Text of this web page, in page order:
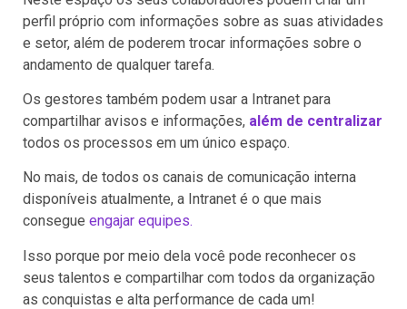
perfil próprio com informações sobre as suas atividades
e setor, além de poderem trocar informações sobre o
andamento de qualquer tarefa.
Os gestores também podem usar a Intranet para
compartilhar avisos e informações, além de centralizar
todos os processos em um único espaço.
No mais, de todos os canais de comunicação interna
disponíveis atualmente, a Intranet é o que mais
consegue engajar equipes.
Isso porque por meio dela você pode reconhecer os
seus talentos e compartilhar com todos da organização
as conquistas e alta performance de cada um!